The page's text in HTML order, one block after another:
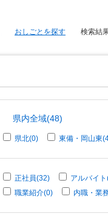
おしごとを探す 検索結
県内全域(48)
県北(0) 東備・岡山東
正社員(32)
アルバイ
職業紹介(0)
内職・業